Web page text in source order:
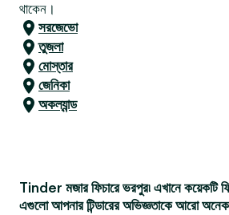
থাকেন।
সরজেভো
তুজলা
মোস্তার
জেনিকা
অকল্যান্ড
Tinder মজার ফিচারে ভরপুর৷ এখানে কয়েকটি
এগুলো আপনার টিন্ডারের অভিজ্ঞতাকে আরো